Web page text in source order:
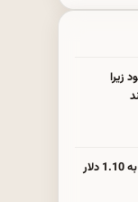
زیرا
با بازگشت جریان ETF، قیمت XRP به 1.10 دلار